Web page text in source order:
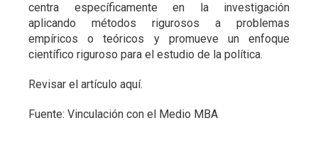
centra específicamente en la investigación
aplicando métodos rigurosos a problemas
empíricos o teóricos y promueve un enfoque
científico riguroso para el estudio de la política.
Revisar el artículo aquí.
Fuente: Vinculación con el Medio MBA